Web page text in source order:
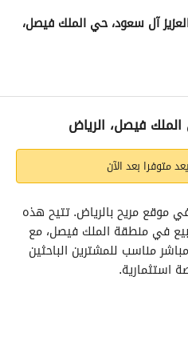
آل سعود، حي الملك فيصل،
الإعلان حاسبة التمويلفيصل، الرياض
متوفرا بعد الآن
استثمارية.